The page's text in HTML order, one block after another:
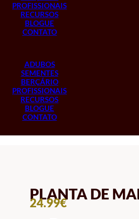
PROFISSIONAIS
RECURSOS
BLOGUE
CONTATO
ADUBOS
SEMENTES
BERÇÁRIO
PROFISSIONAIS
RECURSOS
BLOGUE
CONTATO
PLANTA DE
24.99€